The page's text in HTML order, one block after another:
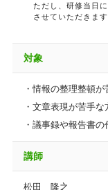
ただし、研修当日
させていただきます
対象
・情報の整理整頓
・文章表現が苦手
・議事録や報告書
講師
松田 隆之